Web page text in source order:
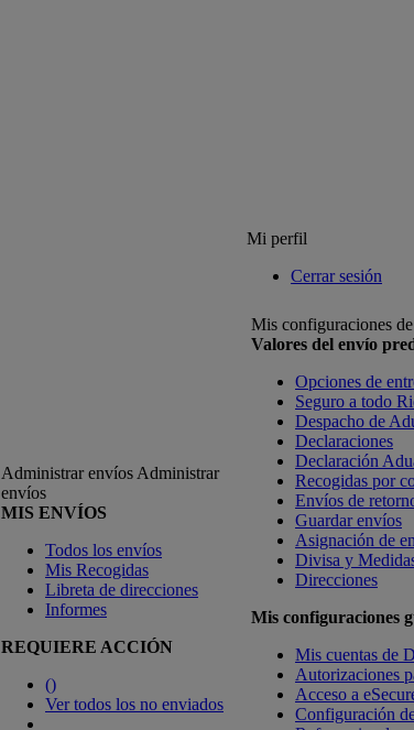
Mi perfil
Cerrar sesión
Administrar envíos Administrar
envíos
MIS ENVÍOS
Todos los envíos
Mis Recogidas
Libreta de direcciones
Informes
REQUIERE ACCIÓN
()
Ver todos los no enviados
Mis configuraciones
Valores del envío
Opciones de
Seguro a todo
Despacho de
Declaraciones
Declaración
Recogidas por
Envíos de
Guardar envíos
Asignación de
Divisa y
Direcciones
Mis configuraciones
Mis cuentas de
Autorizaciones
Acceso a
Configuración